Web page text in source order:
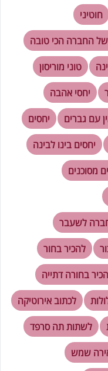
חוטיני
החברה הכי טובה
טוני מוריסון
יחסי אהבה
עם גברים
יחסים
יחסים בינו לבינה
מסוכנים
לשעבר
להכיר בחור
בחורה דתייה
לכתוב אירוטיקה
לשתות תה סרפד
שמש